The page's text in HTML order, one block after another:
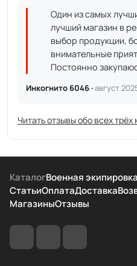
Один из самых
лучший магазин в
выбор продукции,
внимательные
Постоянно
Инкогнито 6046 ·август
Читать отзывы обо всех трёх
КаталогВоенная экипировка
СтатьиОплатаДоставка
МагазиныОтзывы